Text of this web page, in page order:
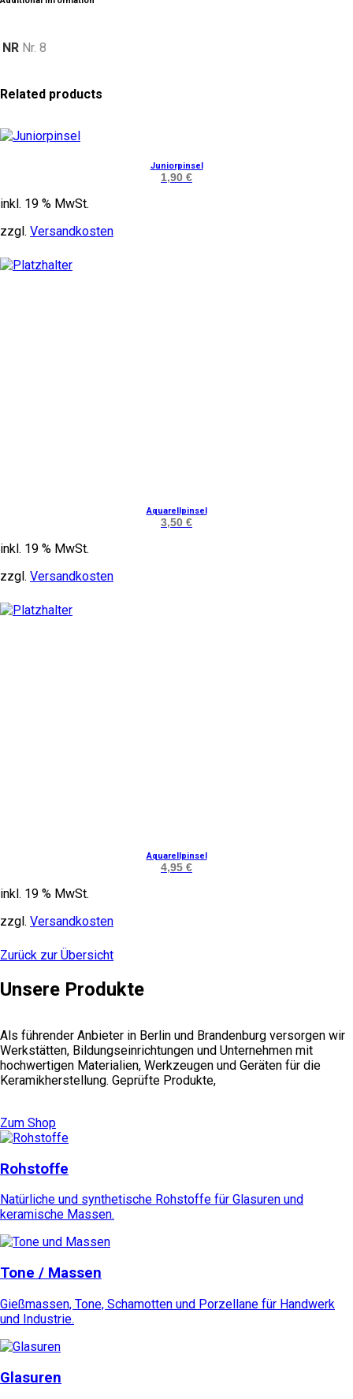
NR Nr. 8
Related products
Juniorpinsel
1,90 €
inkl. 19 % MwSt.
zzgl. Versandkosten
Aquarellpinsel
3,50 €
inkl. 19 % MwSt.
zzgl. Versandkosten
Aquarellpinsel
4,95 €
inkl. 19 % MwSt.
zzgl. Versandkosten
Zurück zur Übersicht
Unsere Produkte
Als führender Anbieter in Berlin und Brandenburg versorgen wir
Werkstätten, Bildungseinrichtungen und Unternehmen mit
hochwertigen Materialien, Werkzeugen und Geräten für die
Keramikherstellung. Geprüfte Produkte,
Zum Shop
Rohstoffe
Natürliche und synthetische Rohstoffe für Glasuren und
keramische Massen.
Tone / Massen
Gießmassen, Tone, Schamotten und Porzellane für Handwerk
und Industrie.
Glasuren